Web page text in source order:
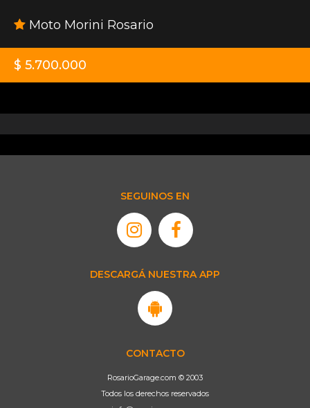
Moto Morini Rosario
$ 5.700.000
SEGUINOS EN
DESCARGÁ NUESTRA APP
CONTACTO
RosarioGarage.com © 2003
Todos los derechos reservados